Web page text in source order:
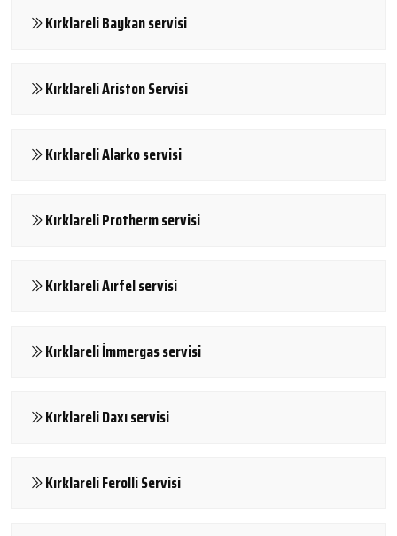
Kırklareli Baykan servisi
Kırklareli Ariston Servisi
Kırklareli Alarko servisi
Kırklareli Protherm servisi
Kırklareli Aırfel servisi
Kırklareli İmmergas servisi
Kırklareli Daxı servisi
Kırklareli Ferolli Servisi